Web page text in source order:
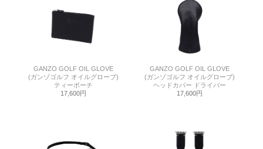
GANZO GOLF OIL GLOVE
(ガンゾゴルフ オイルグローブ)
ティーポーチ
17,600円
GANZO GOLF OIL GLOVE
(ガンゾゴルフ オイルグローブ)
ヘッドカバー ドライバー
17,600円